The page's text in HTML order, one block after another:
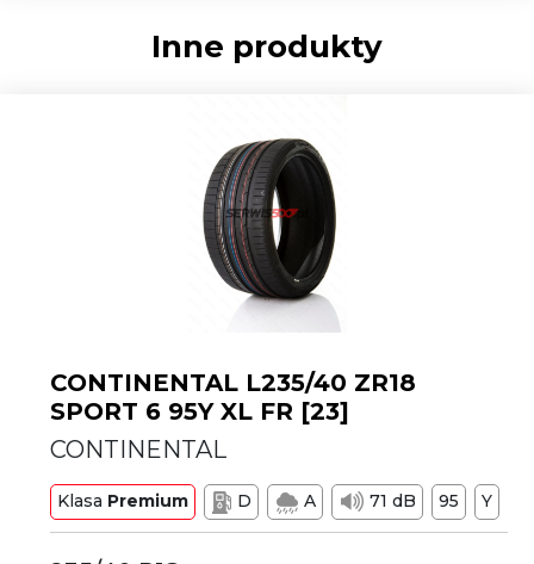
Inne produkty
CONTINENTAL L235/40 ZR18
SPORT 6 95Y XL FR [23]
CONTINENTAL
Klasa Premium D A 71 dB 95 Y